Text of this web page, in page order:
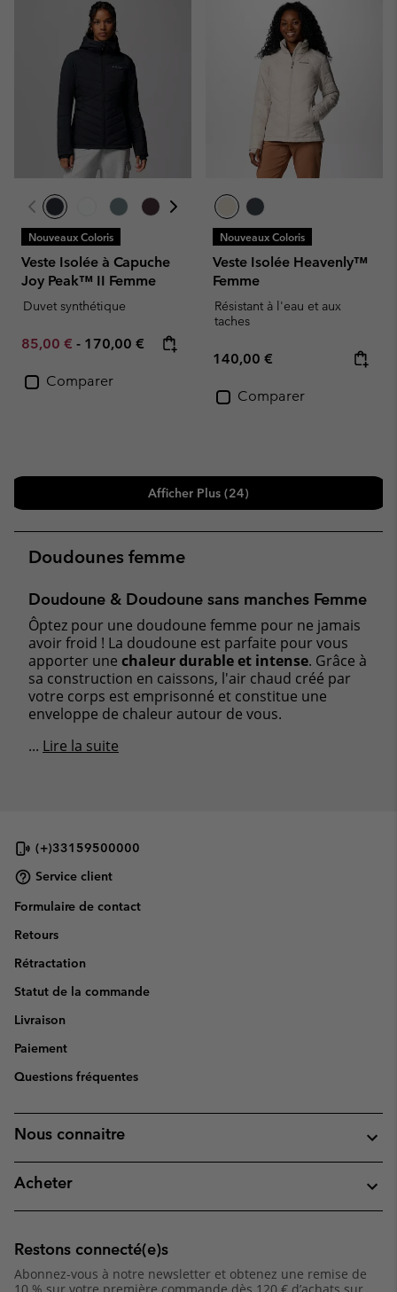
Nouveaux Coloris
Veste Isolée à Capuche
Joy Peak™ II Femme
Duvet synthétique
Minimum sale price:
85,00 € - Maximum price:
170,00 €
Comparer
Nouveaux Coloris
Veste Isolée Heavenly™
Femme
Résistant à l'eau et aux
taches
Regular price:
140,00 €
Comparer
Afficher Plus (24)
Doudounes femme
Doudoune & Doudoune sans manches Femme
Ôptez pour une doudoune femme pour ne jamais
avoir froid ! La doudoune est parfaite pour vous
apporter une chaleur durable et intense. Grâce à
sa construction en caissons, l'air chaud créé par
votre corps est emprisonné et constitue une
enveloppe de chaleur autour de vous.
... Lire la suite
(+)33159500000
Service client
Formulaire de contact
Retours
Rétractation
Statut de la commande
Livraison
Paiement
Questions fréquentes
Nous connaitre
Acheter
Restons connecté(e)s
Abonnez-vous à notre newsletter et obtenez une remise de
10 % sur votre première commande dès 120 € d’achats sur